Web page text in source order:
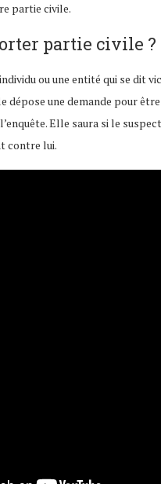
partie civile.
partie civile ?
ou une entité qui se dit
dépose une demande pour
Elle saura si le
contre lui.